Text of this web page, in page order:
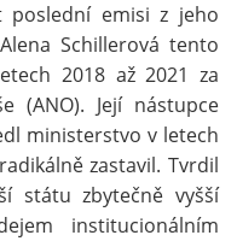
poslední emisi z jeho
Schillerová tento
2018 až 2021 za
(ANO). Její nástupce
ministerstvo v letech
zastavil. Tvrdil
státu zbytečně vyšší
institucionálním